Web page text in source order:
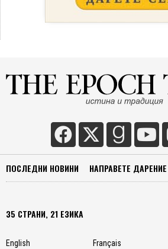
ПОСЛЕДНИ НОВИНИ НАПРАВЕТЕ ДАРЕНИЕ
35 СТРАНИ, 21 ЕЗИКА
English
Français